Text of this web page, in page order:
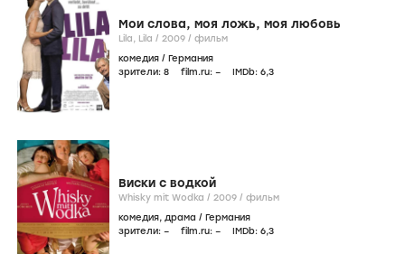
Мои слова, моя ложь, моя любовь
Lila, Lila / 2009 / фильм
комедия / Германия
зрители: 8 film.ru: – IMDb: 6,3
Виски с водкой
Whisky mit Wodka / 2009 / фильм
комедия, драма / Германия
зрители: – film.ru: – IMDb: 6,3